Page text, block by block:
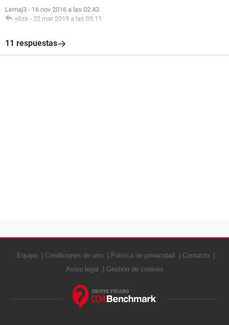
Lemaj3 - 16 nov 2016 a las 02:43
eliza - 22 mar 2019 a las 05:11
11 respuestas
Equipo Condiciones de uso Política de privacidad
Contacto
Aviso legal
Gestión de cookies